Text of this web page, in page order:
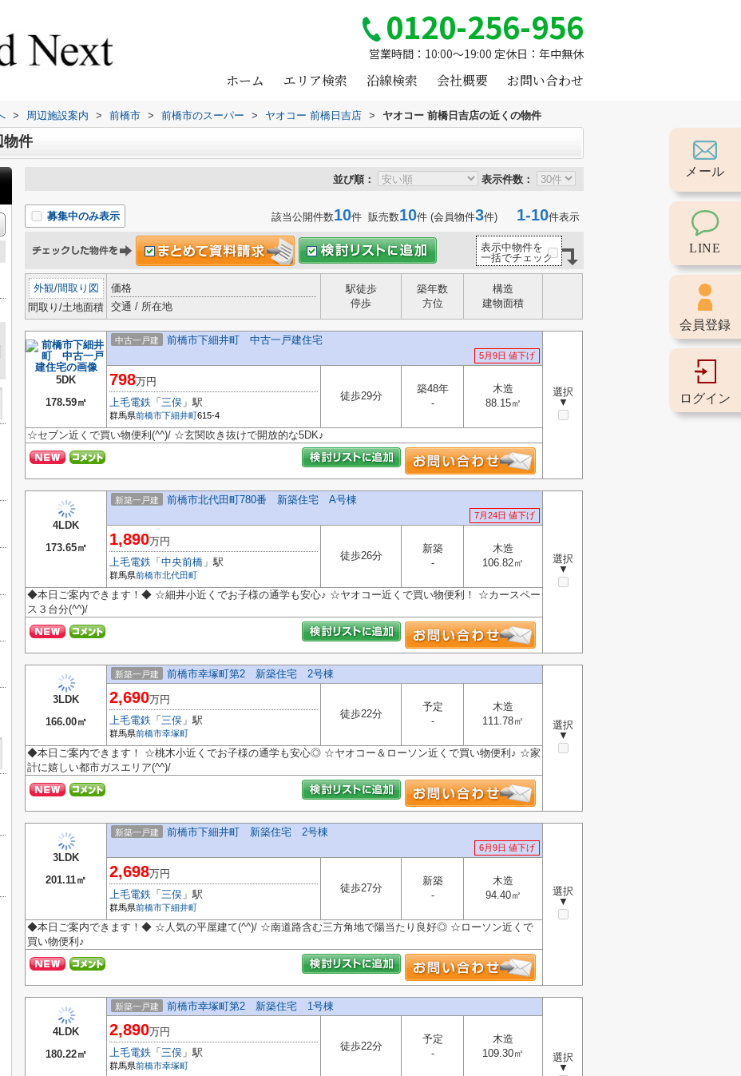
0120-256-956
営業時間：10:00～19:00 定休日：年中無休
ホーム エリア検索 沿線検索 会社概要 お問い合わせ
> 周辺施設案内 > 前橋市 > 前橋市のスーパー > ヤオコー 前橋日吉店 > ヤオコー 前橋日吉店の近くの物件
物件
並び順： 表示件数：
募集中のみ表示 該当公開件数10件 販売数10件 (会員物件3件) 1-10件表示
表示中物件を
一括でチェック
外観/間取り図
間取り/土地面積
価格
交通 / 所在地
駅徒歩
停歩
築年数
方位
構造
建物面積
5DK
178.59㎡
中古一戸建 前橋市下細井町 中古一戸建住宅
5月9日 値下げ
選択
▼
798万円
上毛電鉄 「 三俣 」駅
群馬県前橋市下細井町615-4
徒歩29分
築48年
-
木造
88.15㎡
☆セブン近くで買い物便利(^^)/ ☆玄関吹き抜けで開放的な5DK♪
4LDK
173.65㎡
新築一戸建 前橋市北代田町780番 新築住宅 A号棟
7月24日 値下げ
選択
▼
1,890万円
上毛電鉄 「 中央前橋 」駅
群馬県前橋市北代田町
徒歩26分
新築
-
木造
106.82㎡
◆本日ご案内できます！◆ ☆細井小近くでお子様の通学も安心♪ ☆ヤオコー近くで買い物便利！ ☆カースペー
ス３台分(^^)/
3LDK
166.00㎡
新築一戸建 前橋市幸塚町第2 新築住宅 2号棟
選択
▼
2,690万円
上毛電鉄 「 三俣 」駅
群馬県前橋市幸塚町
徒歩22分
予定
-
木造
111.78㎡
◆本日ご案内できます！ ☆桃木小近くでお子様の通学も安心◎ ☆ヤオコー＆ローソン近くで買い物便利♪ ☆家
計に嬉しい都市ガスエリア(^^)/
3LDK
201.11㎡
新築一戸建 前橋市下細井町 新築住宅 2号棟
6月9日 値下げ
選択
▼
2,698万円
上毛電鉄 「 三俣 」駅
群馬県前橋市下細井町
徒歩27分
新築
-
木造
94.40㎡
◆本日ご案内できます！◆ ☆人気の平屋建て(^^)/ ☆南道路含む三方角地で陽当たり良好◎ ☆ローソン近くで
買い物便利♪
4LDK
180.22㎡
新築一戸建 前橋市幸塚町第2 新築住宅 1号棟
選択
▼
2,890万円
上毛電鉄 「 三俣 」駅
群馬県前橋市幸塚町
徒歩22分
予定
-
木造
109.30㎡
メール
LINE
会員登録
ログイン